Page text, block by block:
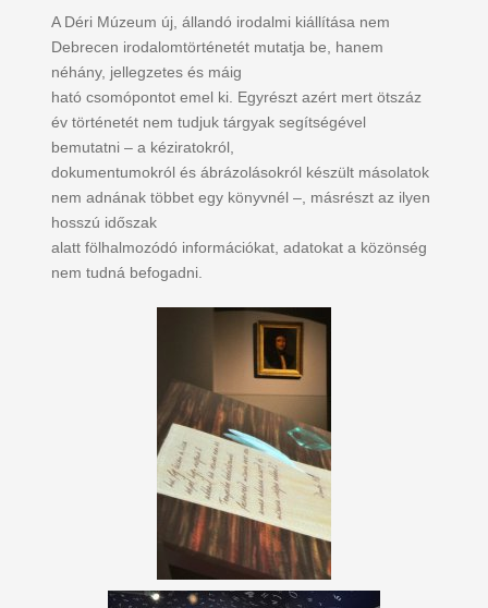
A Déri Múzeum új, állandó irodalmi kiállítása nem
Debrecen irodalomtörténetét mutatja be, hanem
néhány, jellegzetes és máig
ható csomópontot emel ki. Egyrészt azért mert ötszáz
év történetét nem tudjuk tárgyak segítségével
bemutatni – a kéziratokról,
dokumentumokról és ábrázolásokról készült másolatok
nem adnának többet egy könyvnél –, másrészt az ilyen
hosszú időszak
alatt fölhalmozódó információkat, adatokat a közönség
nem tudná befogadni.